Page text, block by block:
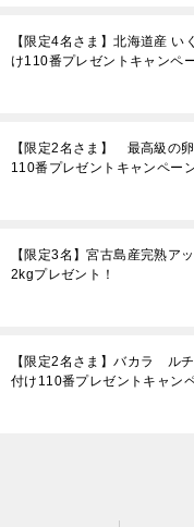
【限定4名さま】北海道産 い
け110番プレゼントキャンペ
【限定2名さま】 最高級の
110番プレゼントキャンペー
【限定3名】宮古島産完熟ア
2kgプレゼント！
【限定2名さま】バカラ
付け110番プレゼントキャン